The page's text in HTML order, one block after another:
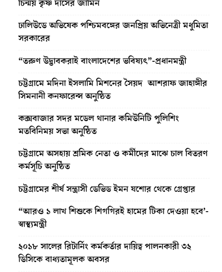
চিন্ময় কৃষ্ণ দাসের জামিন
ঢালিউডে অভিষেক পশ্চিমবঙ্গের জনপ্রিয় অভিনেত্রী মধুমিতা
সরকারের
“তরুণ উদ্ভাবকরাই বাংলাদেশের ভবিষ্যৎ”-প্রধানমন্ত্রী
চট্টগ্রামে মদিনা ইসলামি মিশনের সৈয়দ আশরাফ জাহাঙ্গীর
সিমনানী কনফারেন্স অনুষ্ঠিত
কক্সবাজার সদর মডেল থানার কমিউনিটি পুলিশিং
মতবিনিময় সভা অনুষ্ঠিত
চট্টগ্রামে অসহায় শ্রমিক নেতা ও কর্মীদের মাঝে চাল বিতরণ
কর্মসূচি অনুষ্ঠিত
চট্টগ্রামের শীর্ষ সন্ত্রাসী ডেভিড ইমন যশোর থেকে গ্রেপ্তার
“আরও ১ লাখ শিশুকে শিগগিরই হামের টিকা দেওয়া হবে’-
স্বাস্থ্যমন্ত্রী
২০১৮ সালের রিটার্নিং কর্মকর্তার দায়িত্ব পালনকারী ৩২
ডিসিকে বাধ্যতামূলক অবসর